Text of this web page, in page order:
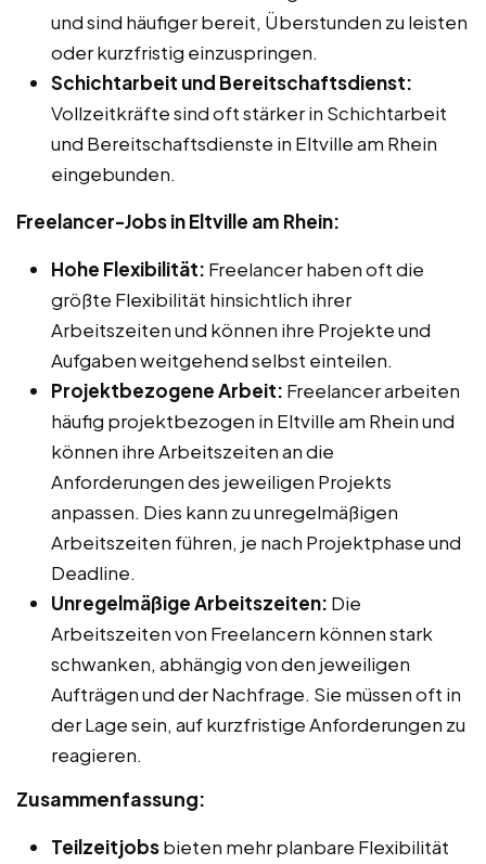
und sind häufiger bereit, Überstunden zu leisten
oder kurzfristig einzuspringen.
Schichtarbeit und Bereitschaftsdienst:
Vollzeitkräfte sind oft stärker in Schichtarbeit
und Bereitschaftsdienste in Eltville am Rhein
eingebunden.
Freelancer-Jobs in Eltville am Rhein:
Hohe Flexibilität: Freelancer haben oft die
größte Flexibilität hinsichtlich ihrer
Arbeitszeiten und können ihre Projekte und
Aufgaben weitgehend selbst einteilen.
Projektbezogene Arbeit: Freelancer arbeiten
häufig projektbezogen in Eltville am Rhein und
können ihre Arbeitszeiten an die
Anforderungen des jeweiligen Projekts
anpassen. Dies kann zu unregelmäßigen
Arbeitszeiten führen, je nach Projektphase und
Deadline.
Unregelmäßige Arbeitszeiten: Die
Arbeitszeiten von Freelancern können stark
schwanken, abhängig von den jeweiligen
Aufträgen und der Nachfrage. Sie müssen oft in
der Lage sein, auf kurzfristige Anforderungen zu
reagieren.
Zusammenfassung:
Teilzeitjobsbieten mehr planbare Flexibilität